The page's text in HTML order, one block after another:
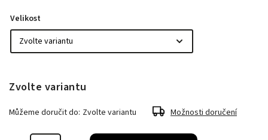
Velikost
Zvolte variantu
Můžeme doručit do: Zvolte variantu Možnosti doručení